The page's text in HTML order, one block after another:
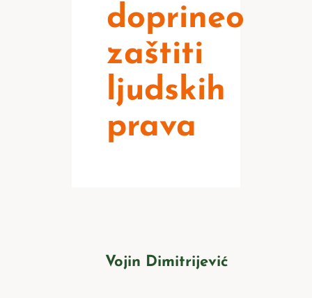
doprineo
zaštiti
ljudskih
prava
Vojin Dimitrijević